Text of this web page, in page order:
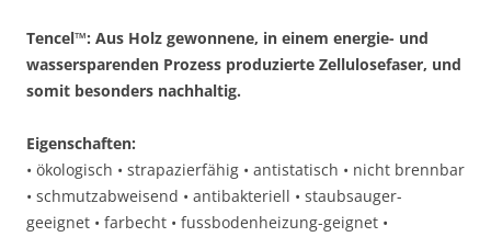
Tencel™: Aus Holz gewonnene, in einem energie- und
wassersparenden Prozess produzierte Zellulosefaser, und
somit besonders nachhaltig.
Eigenschaften:
• ökologisch • strapazierfähig • antistatisch • nicht brennbar
• schmutzabweisend • antibakteriell • staubsauger-
geeignet • farbecht • fussbodenheizung-geignet •